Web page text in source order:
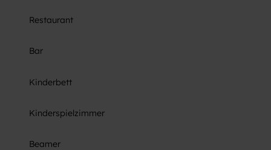
Restaurant
Bar
Kinderbett
Kinderspielzimmer
Beamer